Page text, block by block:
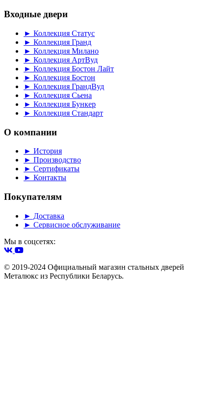
Входные двери
► Коллекция Статус
► Коллекция Гранд
► Коллекция Милано
► Коллекция АртВуд
► Коллекция Бостон Лайт
► Коллекция Бостон
► Коллекция ГрандВуд
► Коллекция Сьена
► Коллекция Бункер
► Коллекция Стандарт
О компании
► История
► Производство
► Сертификаты
► Контакты
Покупателям
► Доставка
► Сервисное обслуживание
Мы в соцсетях:
© 2019-2024 Официальный магазин стальных дверей
Металюкс из Республики Беларусь.